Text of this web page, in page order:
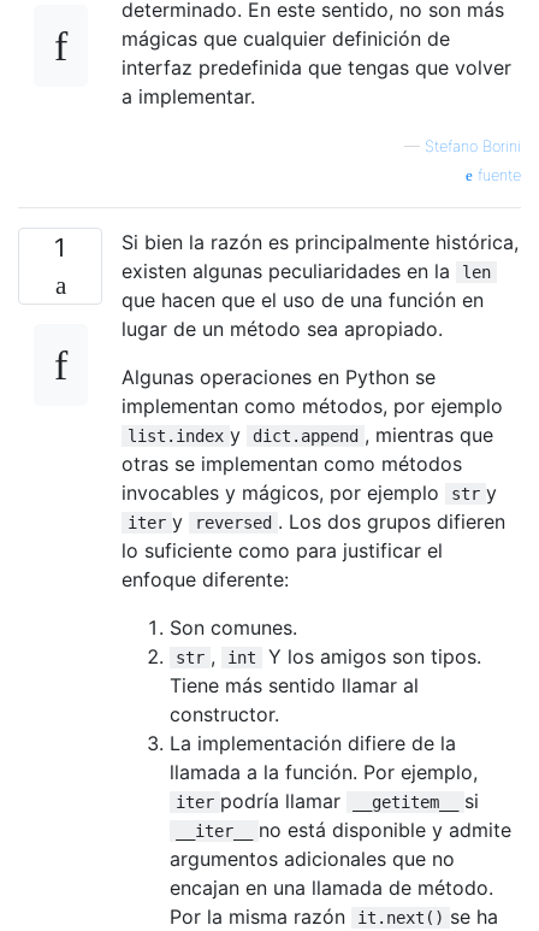
determinado. En este sentido, no son más
mágicas que cualquier definición de
interfaz predefinida que tengas que volver
a implementar.
— Stefano Borini
fuente
1
Si bien la razón es principalmente histórica,
existen algunas peculiaridades en la
len
que hacen que el uso de una función en
lugar de un método sea apropiado.
Algunas operaciones en Python se
implementan como métodos, por ejemplo
list.index y dict.append , mientras que
otras se implementan como métodos
invocables y mágicos, por ejemplo
str y
iter y reversed . Los dos grupos difieren
lo suficiente como para justificar el
enfoque diferente:
Son comunes.
str , int
Y los amigos son tipos.
Tiene más sentido llamar al
constructor.
La implementación difiere de la
llamada a la función. Por ejemplo,
iter podría llamar __getitem__ si
__iter__
no está disponible y admite
argumentos adicionales que no
encajan en una llamada de método.
Por la misma razón
it.next() se ha